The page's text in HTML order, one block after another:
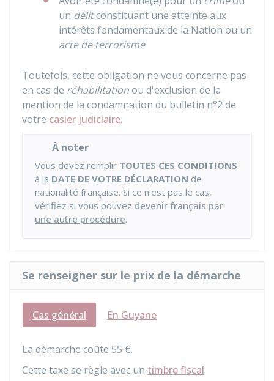
un délitconstituant une atteinte aux
intérêts fondamentaux de la Nation ou un
acte de terrorisme.
Toutefois, cette obligation ne vous concerne pas
en cas de réhabilitationou d'exclusion de la
mention de la condamnation du bulletin n°2 de
votre casier judiciaire.
À noter
Vous devez remplir TOUTES CES CONDITIONS
à la DATE DE VOTRE DÉCLARATION de
nationalité française. Si ce n'est pas le cas,
vérifiez si vous pouvez devenir français par
une autre procédure.
Se renseigner sur le prix de la démarche
Cas général En Guyane
La démarche coûte 55 €.
Cette taxe se règle avec un timbre fiscal.